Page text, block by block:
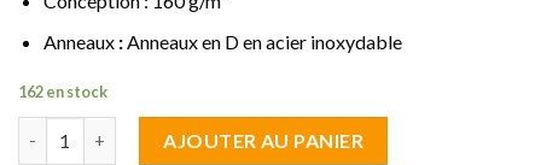
Anneaux:Anneaux en D en acier inoxydable
162 en stock
AJOUTER AU PANIER